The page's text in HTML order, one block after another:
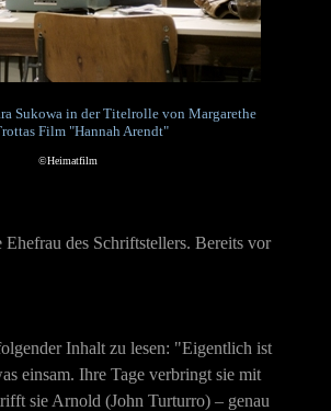
Sukowa in der Titelrolle von Margarethe
Film "Hannah Arendt"
©Heimatfilm
Ehefrau des Schriftstellers. Bereits vor
Inhalt zu lesen: "Eigentlich ist
einsam. Ihre Tage verbringt sie mit
sie Arnold (John Turturro) – genau